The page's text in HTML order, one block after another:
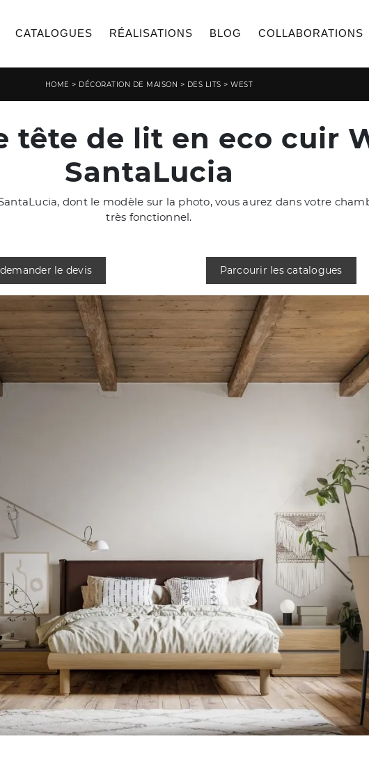
CATALOGUES RÉALISATIONS BLOG COLLABORATIONS
HOME > DÉCORATION DE MAISON > DES LITS >WEST
tête de lit en eco cuir
SantaLucia
dont le modèle sur la photo, vous aurez dans votre
très fonctionnel.
le devis Parcourir les catalogues